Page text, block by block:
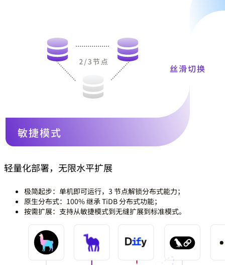
轻量化部署，无限水平扩展
极简起步： 单机即可运行，3 节点解锁分布式能力；
原生分布式： 100% 继承 TiDB 分布式功能；
按需扩展： 支持从敏捷模式到无缝扩展到标准模式。